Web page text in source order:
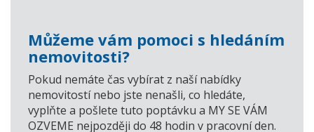
Můžeme vám pomoci s hledáním
nemovitosti?
Pokud nemáte čas vybírat z naší nabídky
nemovitostí nebo jste nenašli, co hledáte,
vyplňte a pošlete tuto poptávku a MY SE VÁM
OZVEME nejpozději do 48 hodin v pracovní den.